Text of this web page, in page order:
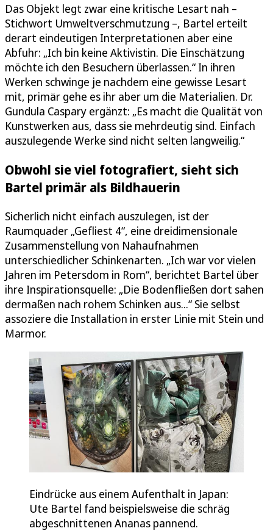
Das Objekt legt zwar eine kritische Lesart nah –
Stichwort Umweltverschmutzung –, Bartel erteilt
derart eindeutigen Interpretationen aber eine
Abfuhr: „Ich bin keine Aktivistin. Die Einschätzung
möchte ich den Besuchern überlassen.“ In ihren
Werken schwinge je nachdem eine gewisse Lesart
mit, primär gehe es ihr aber um die Materialien. Dr.
Gundula Caspary ergänzt: „Es macht die Qualität von
Kunstwerken aus, dass sie mehrdeutig sind. Einfach
auszulegende Werke sind nicht selten langweilig.“
Obwohl sie viel fotografiert, sieht sich
Bartel primär als Bildhauerin
Sicherlich nicht einfach auszulegen, ist der
Raumquader „Gefliest 4“, eine dreidimensionale
Zusammenstellung von Nahaufnahmen
unterschiedlicher Schinkenarten. „Ich war vor vielen
Jahren im Petersdom in Rom“, berichtet Bartel über
ihre Inspirationsquelle: „Die Bodenfließen dort sahen
dermaßen nach rohem Schinken aus...“ Sie selbst
assoziere die Installation in erster Linie mit Stein und
Marmor.
Eindrücke aus einem Aufenthalt in Japan:
Ute Bartel fand beispielsweise die schräg
abgeschnittenen Ananas pannend.